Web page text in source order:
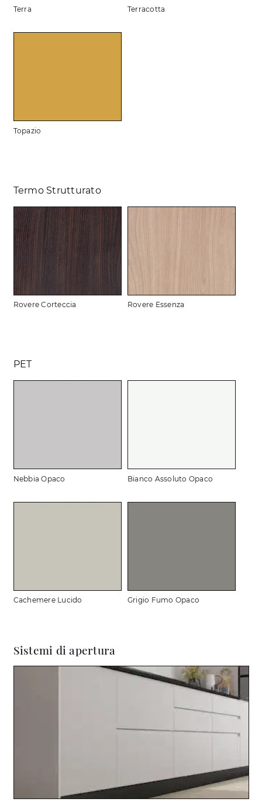
Terra Terracotta
Topazio
Termo Strutturato
Rovere Corteccia Rovere Essenza
PET
Nebbia Opaco Bianco Assoluto Opaco
Cachemere Lucido Grigio Fumo Opaco
Sistemi di apertura